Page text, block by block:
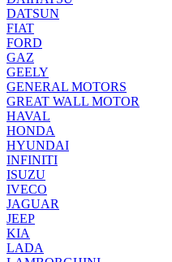
DATSUN
FIAT
FORD
GAZ
GEELY
GENERAL MOTORS
GREAT WALL MOTOR
HAVAL
HONDA
HYUNDAI
INFINITI
ISUZU
IVECO
JAGUAR
JEEP
KIA
LADA